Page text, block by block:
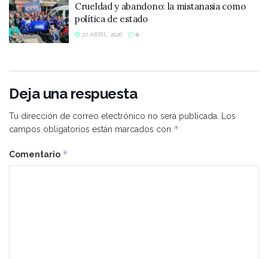
Crueldad y abandono: la mistanasia como
política de estado
27 ABRIL, 2026 0
Deja una respuesta
Tu dirección de correo electrónico no será publicada.
Los
campos obligatorios están marcados con *
Comentario *